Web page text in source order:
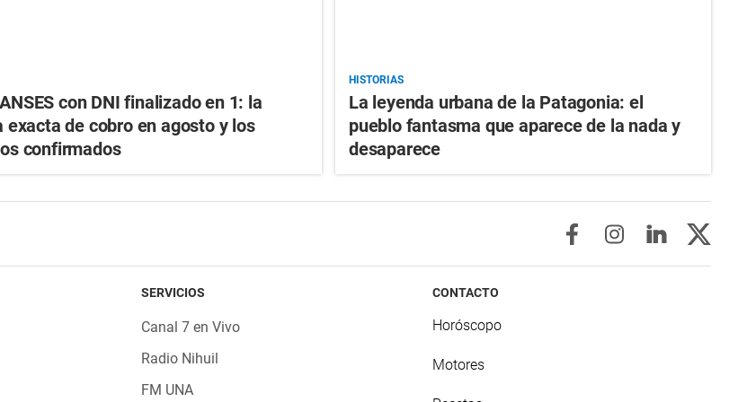
con DNI finalizado en 1: la
exacta de cobro en agosto y los
confirmados
HISTORIAS
La leyenda urbana de la Patagonia: el
pueblo fantasma que aparece de la nada y
desaparece
SERVICIOS
Canal 7 en Vivo
Radio Nihuil
FM UNA
CONTACTO
Horóscopo
Motores